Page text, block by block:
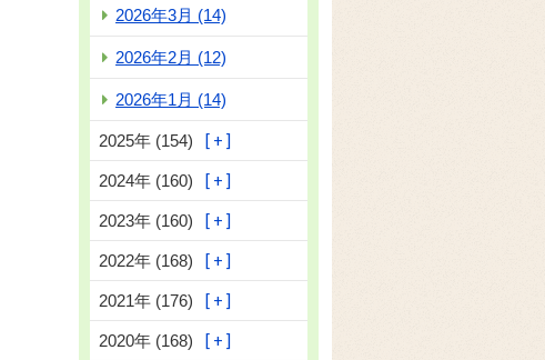
2026年3月 (14)
2026年2月 (12)
2026年1月 (14)
2025年 (154)
2024年 (160)
2023年 (160)
2022年 (168)
2021年 (176)
2020年 (168)